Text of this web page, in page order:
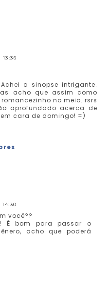
a sinopse intrigante.
acho que assim como
no meio. rsrs
aprofundado acerca de
cara de domingo! =)
você??
É bom para passar o
acho que poderá